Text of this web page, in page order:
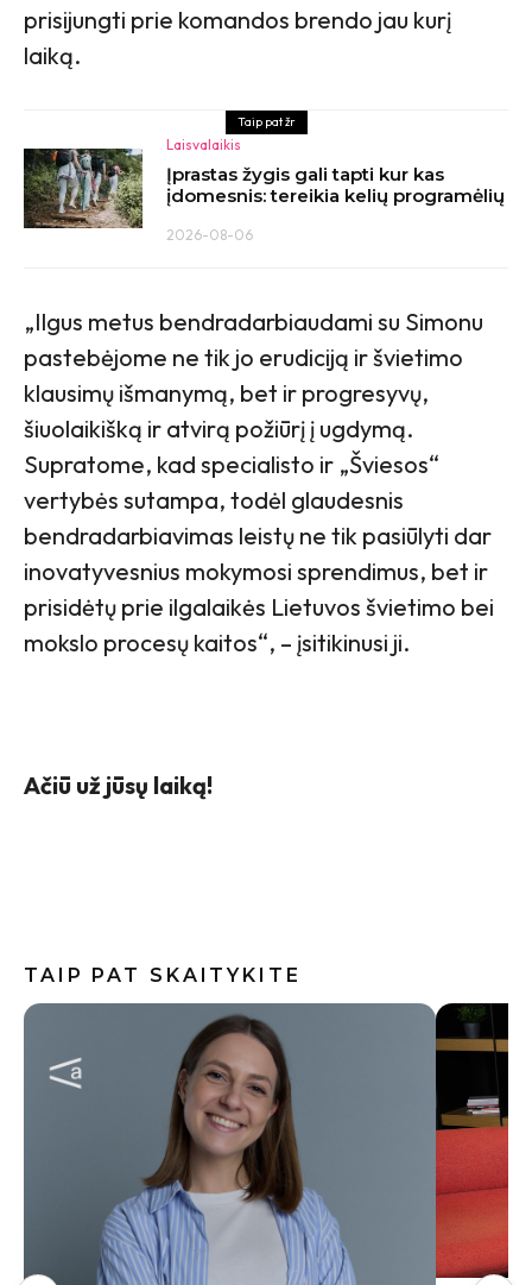
prisijungti prie komandos brendo jau kurį
laiką.
Taip pat žr
Laisvalaikis
Įprastas žygis gali tapti kur kas
įdomesnis: tereikia kelių programėlių
2026-08-06
„Ilgus metus bendradarbiaudami su Simonu
pastebėjome ne tik jo erudiciją ir švietimo
klausimų išmanymą, bet ir progresyvų,
šiuolaikišką ir atvirą požiūrį į ugdymą.
Supratome, kad specialisto ir „Šviesos“
vertybės sutampa, todėl glaudesnis
bendradarbiavimas leistų ne tik pasiūlyti dar
inovatyvesnius mokymosi sprendimus, bet ir
prisidėtų prie ilgalaikės Lietuvos švietimo bei
mokslo procesų kaitos“, – įsitikinusi ji.
Ačiū už jūsų laiką!
TAIP PAT SKAITYKITE